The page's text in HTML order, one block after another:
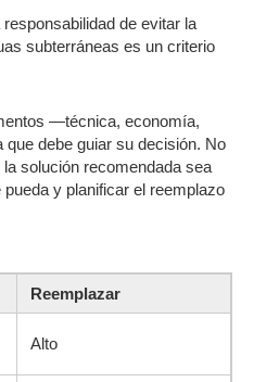
de evitar la
subterráneas es un criterio
—técnica, economía,
debe guiar su decisión. No
solución recomendada sea
y planificar el reemplazo
Reemplazar
Alto